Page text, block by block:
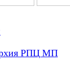
РПЦ МП